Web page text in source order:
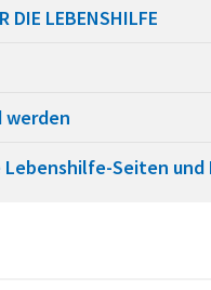
DIE LEBENSHILFE
werden
Seiten und